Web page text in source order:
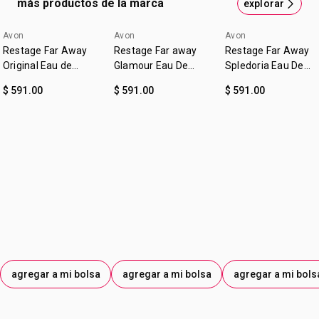
Uso:Aplicar en puntos de pulso.
más productos de la marca explorar
Avon
Restage Far Away
Original Eau de
$ 591.00
agregar a mi bolsa
Avon
Restage Far away
Glamour Eau De
$ 591.00
agregar a mi bolsa
Avon
Restage Far Away
Spledoria Eau De
$ 591.00
agregar a mi